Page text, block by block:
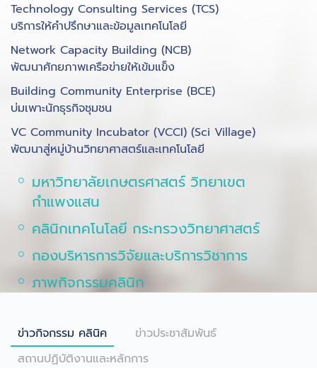
Technology Consulting Services (TCS)
บริการให้คำปรึกษาและข้อมูลเทคโนโลยี
Network Capacity Building (NCB)
พัฒนาศักยภาพเครือข่ายให้เข้มแข็ง
Building Community Enterprise (BCE)
บ่มเพาะนักธุรกิจชุมชน
VC Community Incubator (VCCI) (Sci Village)
พัฒนาสู่หมู่บ้านวิทยาศาสตร์และเทคโนโลยี
มหาวิทยาลัยเกษตรศาสตร์ วิทยาเขต
กำแพงแสน
คลินิกเทคโนโลยี กระทรวงวิทยาศาสตร์
กองบริหารการวิจัยและบริการวิชาการ
ภาพกิจกรรมคลินิก
ข่าวกิจกรรม คลินิค
ข่าวประชาสัมพันธ์
สถานปฏิบัติงานและหลักการ